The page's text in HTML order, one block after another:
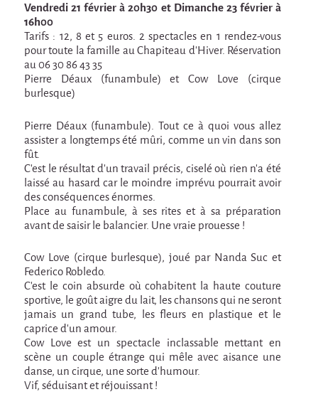
Sans-culotte
Sans-Culotte
En création
Espèce d'idiot
Il va pleuvoir
Il va pleuvoir
HIKI
HIKI
Mordicus (titre provisoire)
MORDICUS (titre provisoire)
En souvenir
Risque ZérO
BOI
Capilotractées
Marathon
Vendredi 21 février à 20h30 et Dimanche 23 février à
16h00
Tarifs : 12, 8 et 5 euros. 2 spectacles en 1 rendez-vous
pour toute la famille au Chapiteau d’Hiver. Réservation
au 06 30 86 43 35
Pierre Déaux (funambule) et Cow Love (cirque
burlesque)
Pierre Déaux (funambule). Tout ce à quoi vous allez
assister a longtemps été mûri, comme un vin dans son
fût.
C'est le résultat d'un travail précis, ciselé où rien n'a été
laissé au hasard car le moindre imprévu pourrait avoir
des conséquences énormes.
Place au funambule, à ses rites et à sa préparation
avant de saisir le balancier. Une vraie prouesse !
Cow Love (cirque burlesque), joué par Nanda Suc et
Federico Robledo.
C’est le coin absurde où cohabitent la haute couture
sportive, le goût aigre du lait, les chansons qui ne seront
jamais un grand tube, les fleurs en plastique et le
caprice d'un amour.
Cow Love est un spectacle inclassable mettant en
scène un couple étrange qui mêle avec aisance une
danse, un cirque, une sorte d'humour.
Vif, séduisant et réjouissant !